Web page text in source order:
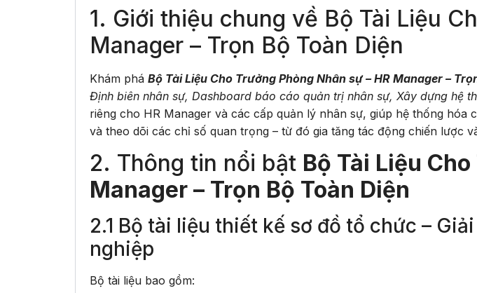
1. Giới thiệu chung về Bộ Tài Liệu
Manager – Trọn Bộ Toàn Diện
Khám phá Bộ Tài Liệu Cho Trưởng Phòng Nhân sự – HR Manager –
Định biên nhân sự, Dashboard báo cáo quản trị nhân sự, Xây dựng hệ
riêng cho HR Manager và các cấp quản lý nhân sự, giúp hệ thống
và theo dõi các chỉ số quan trọng – từ đó gia tăng tác động chiến lược
2. Thông tin nổi bật Bộ Tài Liệu
Manager – Trọn Bộ Toàn Diện
2.1 Bộ tài liệu thiết kế sơ đồ tổ chức –
nghiệp
Bộ tài liệu bao gồm: